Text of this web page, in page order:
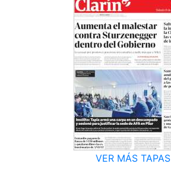
VER MÁS TAPAS